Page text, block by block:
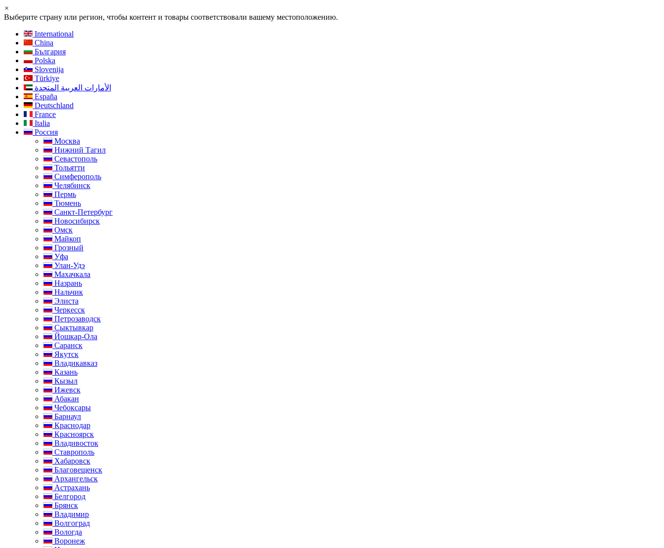
×
Выберите страну или регион, чтобы контент и товары соответствовали вашему местоположению.
International
China
България
Polska
Slovenija
Türkiye
الأمارات العربية المتحدة
España
Deutschland
France
Italia
Россия
Москва
Нижний Тагил
Севастополь
Тольятти
Симферополь
Челябинск
Пермь
Тюмень
Санкт-Петербург
Новосибирск
Омск
Майкоп
Грозный
Уфа
Улан-Удэ
Махачкала
Назрань
Нальчик
Элиста
Черкесск
Петрозаводск
Сыктывкар
Йошкар-Ола
Саранск
Якутск
Владикавказ
Казань
Кызыл
Ижевск
Абакан
Чебоксары
Барнаул
Краснодар
Красноярск
Владивосток
Ставрополь
Хабаровск
Благовещенск
Архангельск
Астрахань
Белгород
Брянск
Владимир
Волгоград
Вологда
Воронеж